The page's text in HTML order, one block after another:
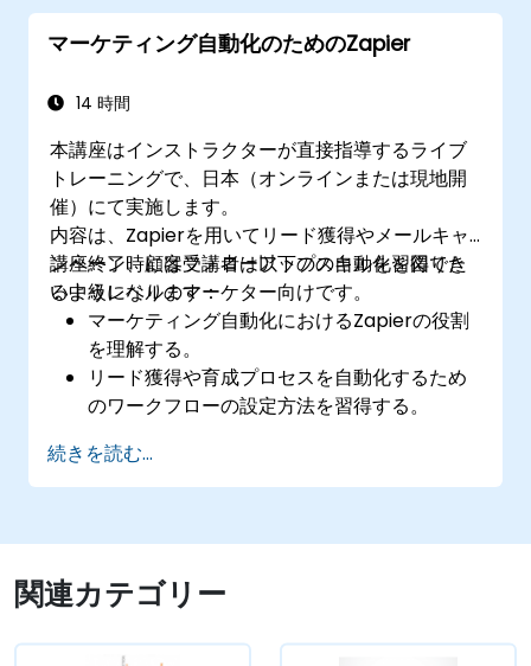
マーケティング自動化のためのZapier
14 時間
本講座はインストラクターが直接指導するライブ
トレーニングで、日本（オンラインまたは現地開
催）にて実施します。
内容は、Zapierを用いてリード獲得やメールキャ
ンペーン、顧客フォローアップの自動化を図りた
い中級レベルのマーケター向けです。
講座終了時には受講者は以下のスキルを習得でき
るようになります：
マーケティング自動化におけるZapierの役割
を理解する。
リード獲得や育成プロセスを自動化するため
のワークフローの設定方法を習得する。
ールなどのマーケティングサービスとZapier
を連携させる方法を学ぶ。
適化や不具合の解消手法を理解する。
続きを読む...
関連カテゴリー